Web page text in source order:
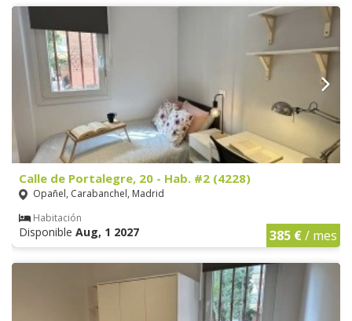
Calle de Portalegre, 20 - Hab. #2 (4228)
Opañel, Carabanchel, Madrid
Habitación
Disponible Aug, 1 2027 385 €/ mes